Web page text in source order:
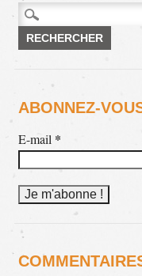
Rechercher :
ABONNEZ-
E-mail *